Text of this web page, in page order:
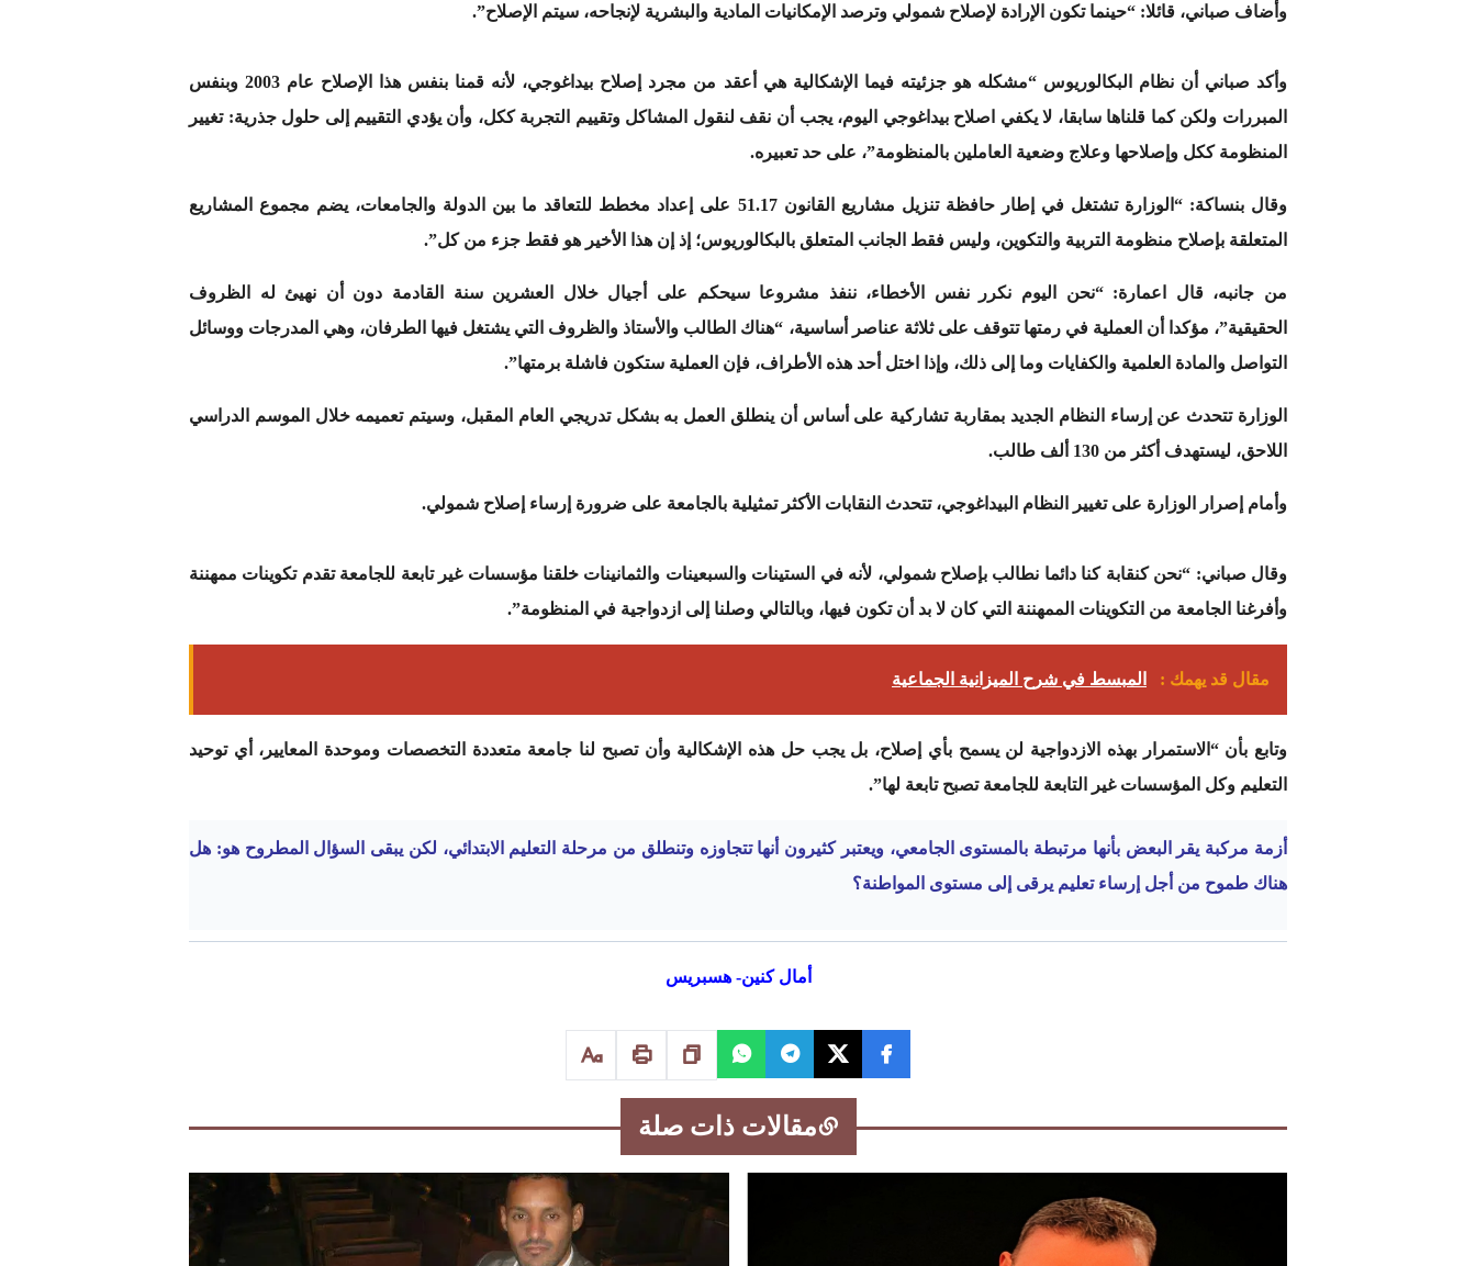
وأضاف صباني، قائلا: “حينما تكون الإرادة لإصلاح شمولي وترصد الإمكانيات المادية والبشرية لإنجاحه، سيتم الإصلاح”.
وأكد صباني أن نظام البكالوريوس “مشكله هو جزئيته فيما الإشكالية هي أعقد من مجرد إصلاح بيداغوجي، لأنه قمنا بنفس هذا الإصلاح عام 2003 وبنفس
المبررات ولكن كما قلناها سابقا، لا يكفي اصلاح بيداغوجي اليوم، يجب أن نقف لنقول المشاكل وتقييم التجربة ككل، وأن يؤدي التقييم إلى حلول جذرية: تغيير
المنظومة ككل وإصلاحها وعلاج وضعية العاملين بالمنظومة”، على حد تعبيره.
وقال بنساكة: “الوزارة تشتغل في إطار حافظة تنزيل مشاريع القانون 51.17 على إعداد مخطط للتعاقد ما بين الدولة والجامعات، يضم مجموع المشاريع
المتعلقة بإصلاح منظومة التربية والتكوين، وليس فقط الجانب المتعلق بالبكالوريوس؛ إذ إن هذا الأخير هو فقط جزء من كل”.
من جانبه، قال اعمارة: “نحن اليوم نكرر نفس الأخطاء، ننفذ مشروعا سيحكم على أجيال خلال العشرين سنة القادمة دون أن نهيئ له الظروف
الحقيقية”، مؤكدا أن العملية في رمتها تتوقف على ثلاثة عناصر أساسية، “هناك الطالب والأستاذ والظروف التي يشتغل فيها الطرفان، وهي المدرجات ووسائل
التواصل والمادة العلمية والكفايات وما إلى ذلك، وإذا اختل أحد هذه الأطراف، فإن العملية ستكون فاشلة برمتها”.
الوزارة تتحدث عن إرساء النظام الجديد بمقاربة تشاركية على أساس أن ينطلق العمل به بشكل تدريجي العام المقبل، وسيتم تعميمه خلال الموسم الدراسي
اللاحق، ليستهدف أكثر من 130 ألف طالب.
وأمام إصرار الوزارة على تغيير النظام البيداغوجي، تتحدث النقابات الأكثر تمثيلية بالجامعة على ضرورة إرساء إصلاح شمولي.
وقال صباني: “نحن كنقابة كنا دائما نطالب بإصلاح شمولي، لأنه في الستينات والسبعينات والثمانينات خلقنا مؤسسات غير تابعة للجامعة تقدم تكوينات ممهننة
وأفرغنا الجامعة من التكوينات الممهننة التي كان لا بد أن تكون فيها، وبالتالي وصلنا إلى ازدواجية في المنظومة”.
مقال قد يهمك : المبسط في شرح الميزانية الجماعية
وتابع بأن “الاستمرار بهذه الازدواجية لن يسمح بأي إصلاح، بل يجب حل هذه الإشكالية وأن تصبح لنا جامعة متعددة التخصصات وموحدة المعايير، أي توحيد
التعليم وكل المؤسسات غير التابعة للجامعة تصبح تابعة لها”.
أزمة مركبة يقر البعض بأنها مرتبطة بالمستوى الجامعي، ويعتبر كثيرون أنها تتجاوزه وتنطلق من مرحلة التعليم الابتدائي، لكن يبقى السؤال المطروح هو: هل
هناك طموح من أجل إرساء تعليم يرقى إلى مستوى المواطنة؟
أمال كنين- هسبريس
مقالات ذات صلة